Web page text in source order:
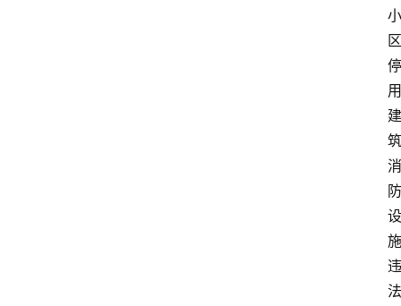
小
区
停
用
建
筑
消
防
设
施
违
法